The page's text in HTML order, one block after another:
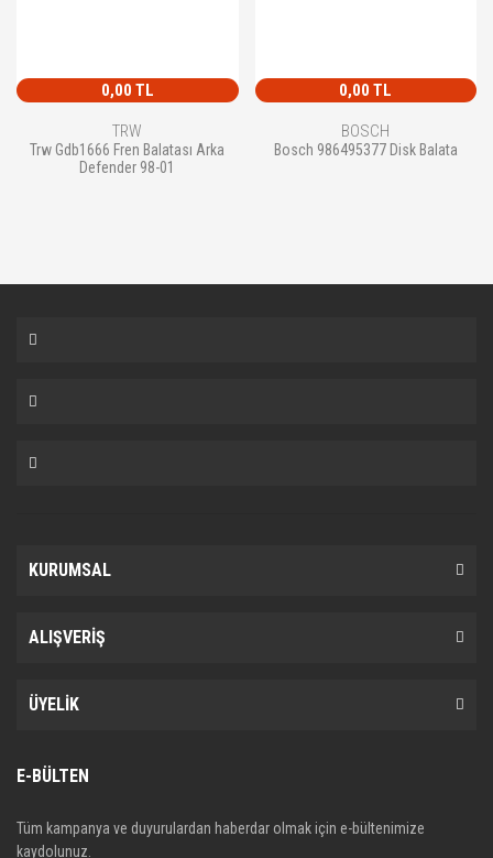
0,00 TL
TRW
Trw Gdb1666 Fren Balatası Arka
Defender 98-01
0,00 TL
BOSCH
Bosch 986495377 Disk Balata
KURUMSAL
ALIŞVERİŞ
ÜYELİK
E-BÜLTEN
Tüm kampanya ve duyurulardan haberdar olmak için e-bültenimize
kaydolunuz.